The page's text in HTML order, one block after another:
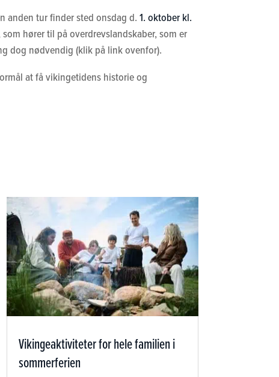
anden tur finder sted onsdag d.1. oktober kl.
hører til på overdrevslandskaber, som er
dog nødvendig (klik på link ovenfor).
at få vikingetidens historie og
Vikingeaktiviteter for hele familien i
sommerferien